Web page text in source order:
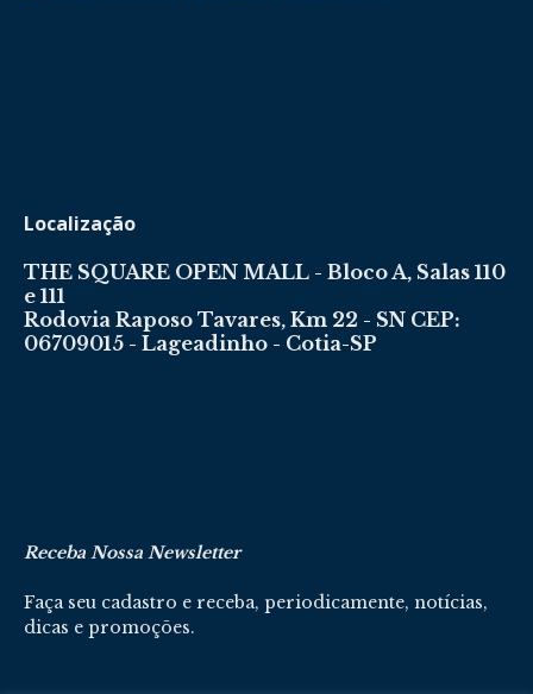
Localização
THE SQUARE OPEN MALL - Bloco A, Salas 110
e 111
Rodovia Raposo Tavares, Km 22 - SN CEP:
06709015 - Lageadinho - Cotia-SP
Receba Nossa Newsletter
Faça seu cadastro e receba, periodicamente, notícias,
dicas e promoções.